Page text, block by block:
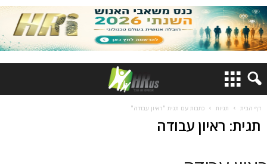
דף הבית תגיות כתבות עם תגית "ראיון עבודה"
תגית: ראיון עבודה